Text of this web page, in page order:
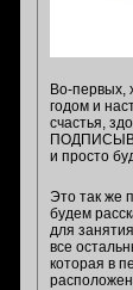
Во-первых,
годом и
счастья,
и просто
Это так же
будем
для
все
которая в